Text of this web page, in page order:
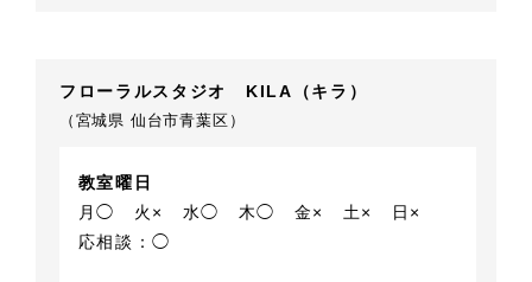
フローラルスタジオ KILA（キラ）
（宮城県 仙台市青葉区）
教室曜日
月◯
火× 水◯ 木◯ 金× 土×
日×
応相談：◯